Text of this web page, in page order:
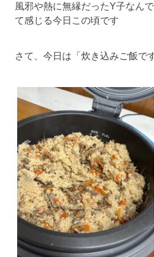
風邪や熱に無縁だったY子なん
て感じる今日この頃です
さて、今日は「炊き込みご飯です